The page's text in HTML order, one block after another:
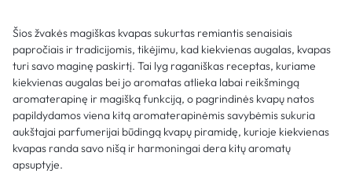
Šios žvakės magiškas kvapas sukurtas remiantis senaisiais
papročiais ir tradicijomis, tikėjimu, kad kiekvienas augalas, kvapas
turi savo maginę paskirtį. Tai lyg raganiškas receptas, kuriame
kiekvienas augalas bei jo aromatas atlieka labai reikšmingą
aromaterapinę ir magišką funkciją, o pagrindinės kvapų natos
papildydamos viena kitą aromaterapinėmis savybėmis sukuria
aukštajai parfumerijai būdingą kvapų piramidę, kurioje kiekvienas
kvapas randa savo nišą ir harmoningai dera kitų aromatų
apsuptyje.